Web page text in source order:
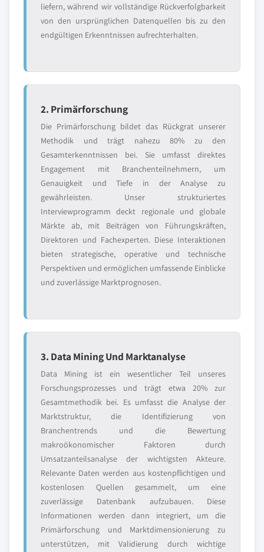
liefern, während wir vollständige Rückverfolgbarkeit
von den ursprünglichen Datenquellen bis zu den
endgültigen Erkenntnissen aufrechterhalten.
2. Primärforschung
Die Primärforschung bildet das Rückgrat unserer
Methodik und trägt nahezu 80% zu den
Gesamterkenntnissen bei. Sie umfasst direktes
Engagement mit Branchenteilnehmern, um
Genauigkeit und Tiefe in der Analyse zu
gewährleisten. Unser strukturiertes
Interviewprogramm deckt regionale und globale
Märkte ab, mit Beiträgen von Führungskräften,
Direktoren und Fachexperten. Diese Interaktionen
bieten strategische, operative und technische
Perspektiven und ermöglichen umfassende Einblicke
und zuverlässige Marktprognosen.
3. Data Mining Und Marktanalyse
Data Mining ist ein wesentlicher Teil unseres
Forschungsprozesses und trägt etwa 20% zur
Gesamtmethodik bei. Es umfasst die Analyse der
Marktstruktur, die Identifizierung von
Branchentrends und die Bewertung
makroökonomischer Faktoren durch
Umsatzanteilsanalyse der wichtigsten Akteure.
Relevante Daten werden aus kostenpflichtigen und
kostenlosen Quellen gesammelt, um eine
zuverlässige Datenbank aufzubauen. Diese
Informationen werden dann integriert, um die
Primärforschung und Marktdimensionierung zu
unterstützen, mit Validierung durch wichtige